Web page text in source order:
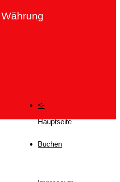
<-
Hauptseite
Buchen